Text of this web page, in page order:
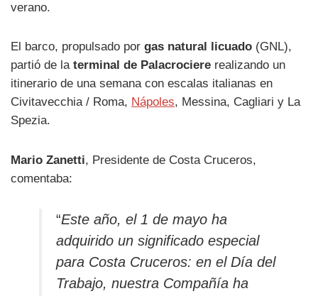
verano.
El barco, propulsado por gas natural licuado (GNL),
partió de la terminal de Palacrociere realizando un
itinerario de una semana con escalas italianas en
Civitavecchia / Roma, Nápoles, Messina, Cagliari y La
Spezia.
Mario Zanetti, Presidente de Costa Cruceros,
comentaba:
“Este año, el 1 de mayo ha
adquirido un significado especial
para Costa Cruceros: en el Día del
Trabajo, nuestra Compañía ha